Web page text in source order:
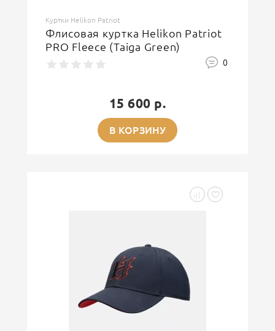
Куртки Helikon Patriot
Флисовая куртка Helikon Patriot
PRO Fleece (Taiga Green)
0
15 600 р.
В КОРЗИНУ